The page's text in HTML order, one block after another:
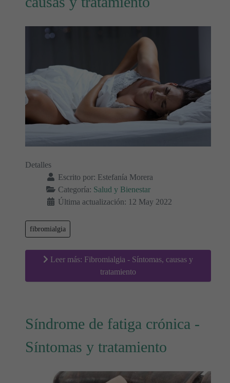
Detalles
Escrito por: Estefanía Morera
Categoría: Salud y Bienestar
Última actualización: 12 May 2022
fibromialgia
Leer más: Fibromialgia - Síntomas, causas y
tratamiento
Síndrome de fatiga crónica -
Síntomas y tratamiento